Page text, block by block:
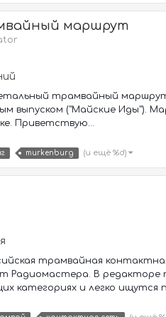
маршрут
трамвайный
выпуском ("Майские Иды").
Приветствую...
murkenburg (и ещё %d)
трамвайная
Радиомастера. В редакторе
категориях и легко ищутся